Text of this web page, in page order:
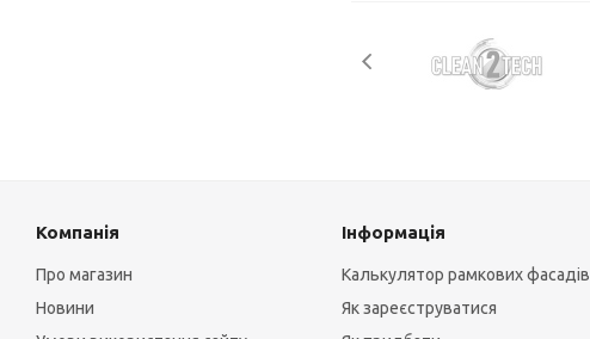
Компанія
Про магазин
Новини
Інформація
Калькулятор рамкових фасадів
Як зареєструватися